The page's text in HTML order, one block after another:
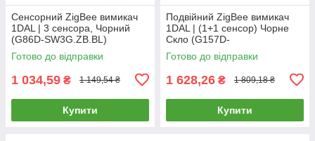
Сенсорний ZigBee вимикач
1DAL | 3 сенсора, Чорний
(G86D-SW3G.ZB.BL)
Готово до відправки
1 034,59 ₴ 1 149,54 ₴
Купити
Подвійний ZigBee вимикач
1DAL | (1+1 сенсор) Чорне
Скло (G157D-
SW1GX2.ZB.BL)
Готово до відправки
1 628,26 ₴ 1 809,18 ₴
Купити